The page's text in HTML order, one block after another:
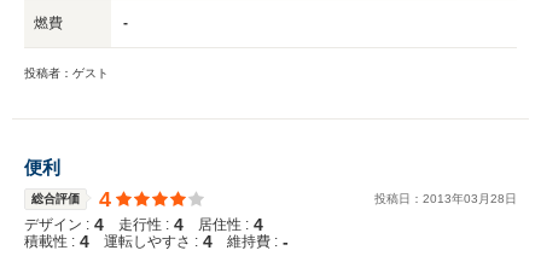
燃費 -
投稿者：ゲスト
便利
総合評価 4 投稿日： 2013年03 月28日
デザイン : 4 走行性 : 4 居住性 : 4
積載性 : 4 運転しやすさ : 4 維持費 : -